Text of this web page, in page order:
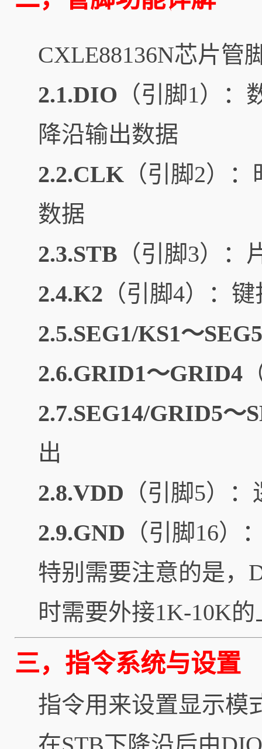
CXLE88136N芯片管
2.1.DIO （引脚1）
降沿输出数据
2.2.CLK （引脚2）
数据
2.3.STB （引脚3）
2.4.K2 （引脚4）：
2.5.SEG1/KS1～
2.6.GRID1～GRID4
2.7.SEG14/GRID5～
出
2.8.VDD （引脚5）
2.9.GND （引脚16）
特别需要注意的是，
时需要外接1K-10K
三，指令系统与设置
指令用来设置显示模